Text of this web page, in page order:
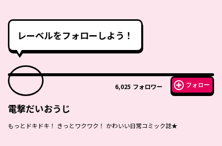
レーベルをフォローしよう！
6,025 フォロワー フォロー
電撃だいおうじ
もっとドキドキ！ きっとワクワク！ かわいい日常コミック誌★